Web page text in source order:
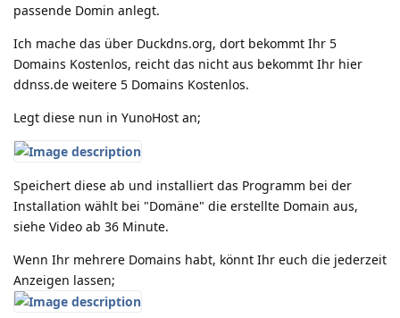
passende Domin anlegt.
Ich mache das über Duckdns.org, dort bekommt Ihr 5
Domains Kostenlos, reicht das nicht aus bekommt Ihr hier
ddnss.de weitere 5 Domains Kostenlos.
Legt diese nun in YunoHost an;
Speichert diese ab und installiert das Programm bei der
Installation wählt bei "Domäne" die erstellte Domain aus,
siehe Video ab 36 Minute.
Wenn Ihr mehrere Domains habt, könnt Ihr euch die jederzeit
Anzeigen lassen;